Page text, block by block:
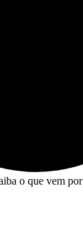
o que vem